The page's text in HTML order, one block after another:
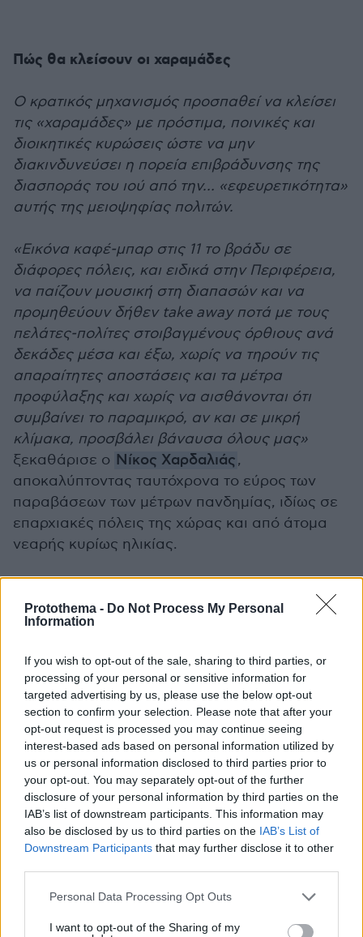
Protothema - Do Not Process My Personal
Information
If you wish to opt-out of the sale, sharing to third parties, or
processing of your personal or sensitive information for
targeted advertising by us, please use the below opt-out
section to confirm your selection. Please note that after your
opt-out request is processed you may continue seeing
interest-based ads based on personal information utilized by
us or personal information disclosed to third parties prior to
your opt-out. You may separately opt-out of the further
disclosure of your personal information by third parties on the
IAB’s list of downstream participants. This information may
also be disclosed by us to third parties on the IAB’s List of
Downstream Participants that may further disclose it to other
Please note that this website/app uses one or more Google
not limited to your visit or usage behaviour. You may click to
Personal Data Processing Opt Outs
I want to opt-out of the Sharing of my
Πώς θα κλείσουν οι χαραμάδες
Ο κρατικός μηχανισμός προσπαθεί να κλείσει
τις «χαραμάδες» με πρόστιμα, ποινικές και
διοικητικές κυρώσεις ώστε να μην
διακινδυνεύσει η πορεία επιβράδυνσης της
διασποράς του ιού από την… «εφευρετικότητα»
αυτής της μειοψηφίας πολιτών.
«Εικόνα καφέ-μπαρ στις 11 το βράδυ σε
διάφορες πόλεις, και ειδικά στην Περιφέρεια,
να παίζουν μουσική στη διαπασών και να
προμηθεύουν δήθεν take away ποτά με τους
πελάτες-πολίτες στοιβαγμένους όρθιους ανά
δεκάδες μέσα και έξω, χωρίς να τηρούν τις
απαραίτητες αποστάσεις και τα μέτρα
προφύλαξης και χωρίς να αισθάνονται ότι
συμβαίνει το παραμικρό, αν και σε μικρή
κλίμακα, προσβάλει βάναυσα όλους μας»
ξεκαθάρισε ο Νίκος Χαρδαλιάς,
αποκαλύπτοντας ταυτόχρονα το εύρος των
παραβάσεων των μέτρων πανδημίας, ιδίως σε
επαρχιακές πόλεις της χώρας και από άτομα
νεαρής κυρίως ηλικίας.